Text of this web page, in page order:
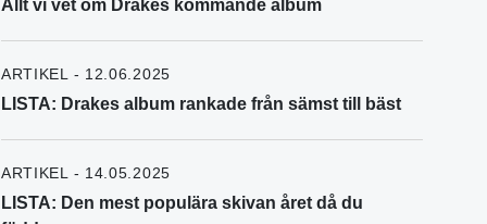
Allt vi vet om Drakes kommande album
ARTIKEL - 12.06.2025
LISTA: Drakes album rankade från sämst till bäst
ARTIKEL - 14.05.2025
LISTA: Den mest populära skivan året då du